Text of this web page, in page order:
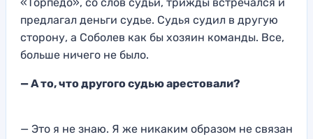
«Торпедо», со слов судьи, трижды встречался и
предлагал деньги судье. Судья судил в другую
сторону, а Соболев как бы хозяин команды. Все,
больше ничего не было.
—А то, чтодругого судьюарестовали?
— Это я не знаю. Я же никаким образом не связан